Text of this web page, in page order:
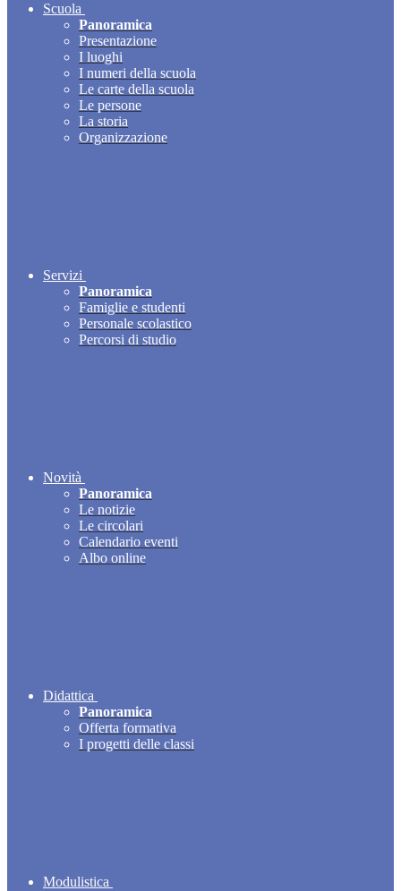
Scuola
Panoramica
Presentazione
I luoghi
I numeri della scuola
Le carte della scuola
Le persone
La storia
Organizzazione
Servizi
Panoramica
Famiglie e studenti
Personale scolastico
Percorsi di studio
Novità
Panoramica
Le notizie
Le circolari
Calendario eventi
Albo online
Didattica
Panoramica
Offerta formativa
I progetti delle classi
Modulistica